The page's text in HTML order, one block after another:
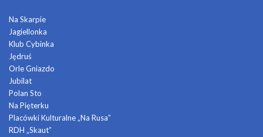
Na Skarpie
Jagiellonka
Klub Cybinka
Jędruś
Orle Gniazdo
Jubilat
Polan Sto
Na Pięterku
Placówki Kulturalne „Na Rusa”
RDH „Skaut”